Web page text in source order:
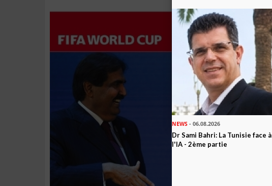
NEWS - 06.08.2026
Dr Sami Bahri: La Tunisie face à
l'IA - 2ème partie